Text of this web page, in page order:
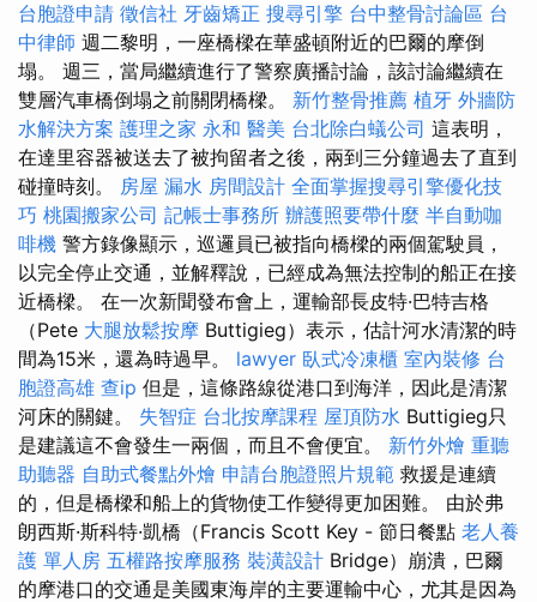
台胞證申請 徵信社 牙齒矯正 搜尋引擎 台中整骨討論區 台
中律師 週二黎明，一座橋樑在華盛頓附近的巴爾的摩倒
塌。 週三，當局繼續進行了警察廣播討論，該討論繼續在
雙層汽車橋倒塌之前關閉橋樑。 新竹整骨推薦 植牙 外牆防
水解決方案 護理之家 永和 醫美 台北除白蟻公司 這表明，
在達里容器被送去了被拘留者之後，兩到三分鐘過去了直到
碰撞時刻。 房屋 漏水 房間設計 全面掌握搜尋引擎優化技
巧 桃園搬家公司 記帳士事務所 辦護照要帶什麼 半自動咖
啡機 警方錄像顯示，巡邏員已被指向橋樑的兩個駕駛員，
以完全停止交通，並解釋說，已經成為無法控制的船正在接
近橋樑。 在一次新聞發布會上，運輸部長皮特·巴特吉格
（Pete 大腿放鬆按摩 Buttigieg）表示，估計河水清潔的時
間為15米，還為時過早。 lawyer 臥式冷凍櫃 室內裝修 台
胞證高雄 查ip 但是，這條路線從港口到海洋，因此是清潔
河床的關鍵。 失智症 台北按摩課程 屋頂防水 Buttigieg只
是建議這不會發生一兩個，而且不會便宜。 新竹外燴 重聽
助聽器 自助式餐點外燴 申請台胞證照片規範 救援是連續
的，但是橋樑和船上的貨物使工作變得更加困難。 由於弗
朗西斯·斯科特·凱橋（Francis Scott Key - 節日餐點 老人養
護 單人房 五權路按摩服務 裝潢設計 Bridge）崩潰，巴爾
的摩港口的交通是美國東海岸的主要運輸中心，尤其是因為